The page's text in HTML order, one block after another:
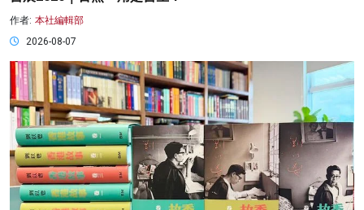
作者: 本社編輯部
2026-08-07